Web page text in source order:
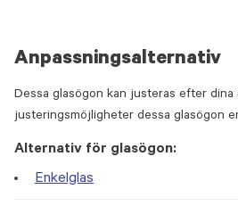
Anpassningsalternativ
Dessa glasögon kan justeras efter dina
justeringsmöjligheter dessa glasögon
Alternativ för glasögon:
Enkelglas